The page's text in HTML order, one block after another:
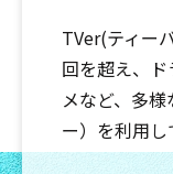
TVer(ティー
回を超え、
メなど、多
ー）を利用し